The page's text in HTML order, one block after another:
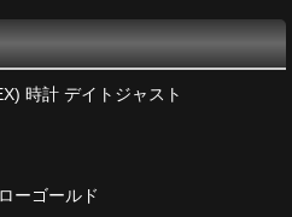
時計 デイトジャスト
ーゴールド